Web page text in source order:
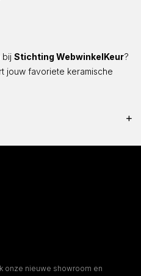
bij Stichting WebwinkelKeur?
jouw favoriete keramische
onze nieuwe showroom en